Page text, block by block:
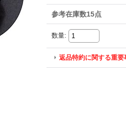
参考在庫数15点
数量:
返品特約に関する重要